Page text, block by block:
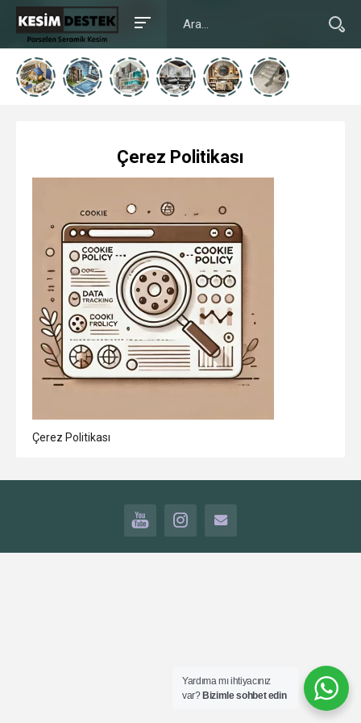
Çerez Politikası
Çerez Politikası
YOUTUBEINSTAGRAMİLETİŞİM
Yardıma mı ihtiyacınız
var? Bizimle sohbet edin